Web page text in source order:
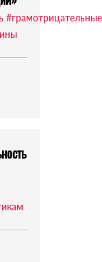
#грамотрицательные